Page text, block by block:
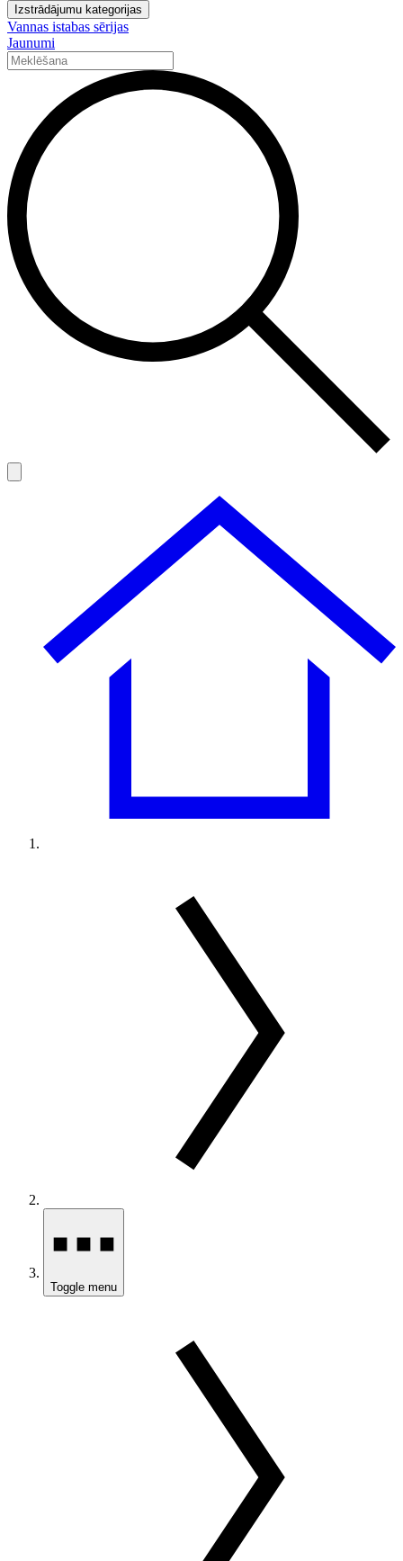
Izstrādājumu kategorijas
Vannas istabas sērijas
Jaunumi
Toggle menu